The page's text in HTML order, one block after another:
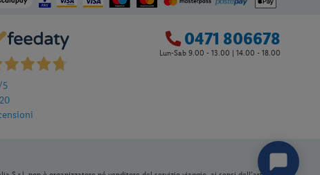
0471 806678
Lun-Sab 9.00 - 13.00 | 14.00 - 18.00